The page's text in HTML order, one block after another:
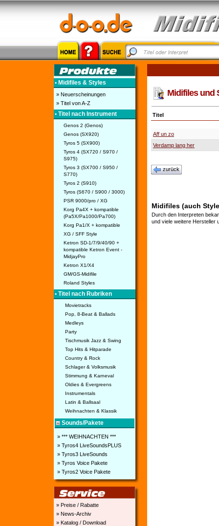
• Midifiles & Styles
» Neuerscheinungen
» Titel von A-Z
• Titel nach Instrument
Genos 2 (Genos)
Genos (SX920)
Tyros 5 (SX900)
Tyros 4 (SX720 / S970 /
S975)
Tyros 3 (SX700 / S950 /
S770)
Tyros 2 (S910)
Tyros (S670 / S900 / 3000)
PSR 9000/pro / XG
Korg Pa4X + kompatible
(Pa5X/Pa1000/Pa700)
Korg Pa1/X + kompatible
XG / SFF Style
Ketron SD-1/7/9/40/90 +
kompatible Ketron Event -
MidjayPro
Ketron X1/X4
GM/GS-Midifile
Roland Styles
• Titel nach Rubriken
Movietracks
Pop, 8-Beat & Ballads
Medleys
Party
Tischmusik Jazz & Swing
Top Hits & Hitparade
Country & Rock
Schlager & Volksmusik
Stimmung & Karneval
Oldies & Evergreens
Instrumentals
Latin & Ballsaal
Weihnachten & Klassik
Sounds/Pakete
» *** WEIHNACHTEN ***
» Tyros4 LiveSoundsPLUS
» Tyros3 LiveSounds
» Tyros Voice Pakete
» Tyros2 Voice Pakete
» Preise / Rabatte
» News-Archiv
» Katalog / Download
Midifiles und
Titel
Aff un zo
Verdamp lang her
zurück
Midifiles (auch
Durch den Interpreten
und viele weitere Hersteller